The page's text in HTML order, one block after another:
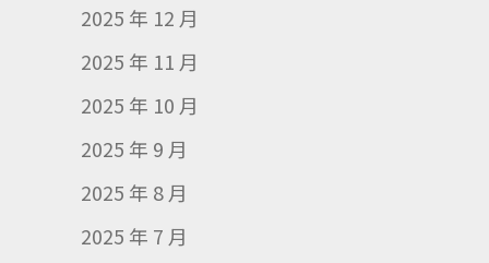
2025 年 12 月
2025 年 11 月
2025 年 10 月
2025 年 9 月
2025 年 8 月
2025 年 7 月